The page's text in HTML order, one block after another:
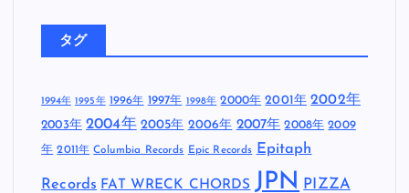
タグ
1994年 1995年 1996年 1997年 1998年 2000年 2001年 2002年
2003年 2004年 2005年 2006年 2007年 2008年 2009
年 2011年 Columbia Records Epic Records Epitaph
Records FAT WRECK CHORDS JPN PIZZA